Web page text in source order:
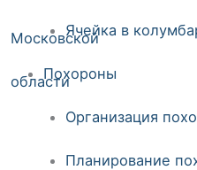
Ячейка в
Похороны
Организация
Планирование